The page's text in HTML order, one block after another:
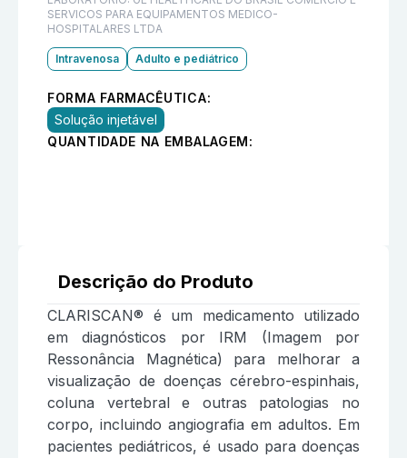
SERVICOS PARA EQUIPAMENTOS MEDICO-
HOSPITALARES LTDA
Intravenosa Adulto e pediátrico
FORMA FARMACÊUTICA:
Solução injetável
QUANTIDADE NA EMBALAGEM:
Descrição do Produto
CLARISCAN® é um medicamento utilizado
em diagnósticos por IRM (Imagem por
Ressonância Magnética) para melhorar a
visualização de doenças cérebro-espinhais,
coluna vertebral e outras patologias no
corpo, incluindo angiografia em adultos. Em
pacientes pediátricos, é usado para doenças